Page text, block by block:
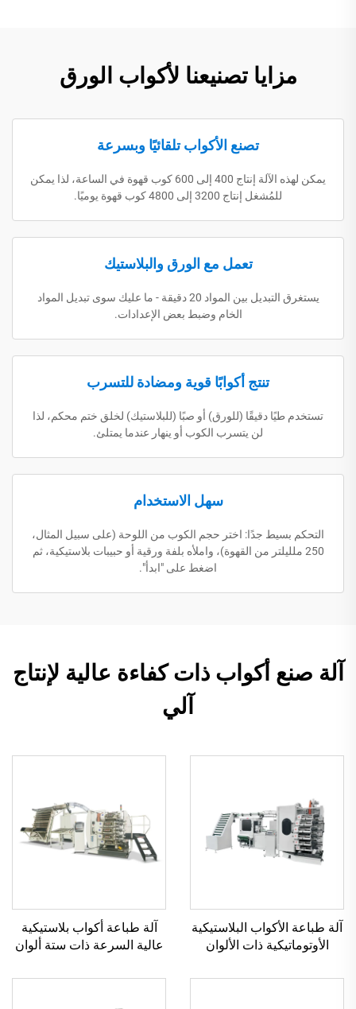
مزايا تصنيعنا لأكواب الورق
تصنع الأكواب تلقائيًا وبسرعة
يمكن لهذه الآلة إنتاج 400 إلى 600 كوب قهوة في الساعة، لذا يمكن
للمُشغل إنتاج 3200 إلى 4800 كوب قهوة يوميًا.
تعمل مع الورق والبلاستيك
يستغرق التبديل بين المواد 20 دقيقة - ما عليك سوى تبديل المواد
الخام وضبط بعض الإعدادات.
تنتج أكوابًا قوية ومضادة للتسرب
تستخدم طيًا دقيقًا (للورق) أو صبًا (للبلاستيك) لخلق ختم محكم، لذا
لن يتسرب الكوب أو ينهار عندما يمتلئ.
سهل الاستخدام
التحكم بسيط جدًا: اختر حجم الكوب من اللوحة (على سبيل المثال،
250 ملليلتر من القهوة)، واملأه بلفة ورقية أو حبيبات بلاستيكية، ثم
اضغط على "ابدأ".
آلة صنع أكواب ذات كفاءة عالية لإنتاج
آلي
آلة طباعة الأكواب البلاستيكية
الأوتوماتيكية ذات الألوان
آلة طباعة أكواب بلاستيكية
عالية السرعة ذات ستة ألوان